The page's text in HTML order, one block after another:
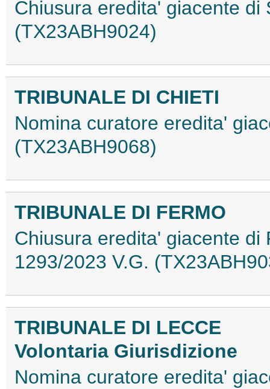
Chiusura eredita' giacente
(TX23ABH9024)
TRIBUNALE DI CHIETI
Nomina curatore eredita'
(TX23ABH9068)
TRIBUNALE DI FERMO
Chiusura eredita' giacente
1293/2023 V.G.
TRIBUNALE DI LECCE
Volontaria Giurisdizione
Nomina curatore eredita'